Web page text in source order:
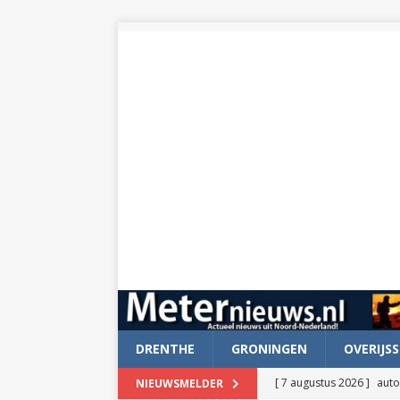
DRENTHE GRONINGEN
NIEUWSMELDER [ 7 augustus 2026 ]